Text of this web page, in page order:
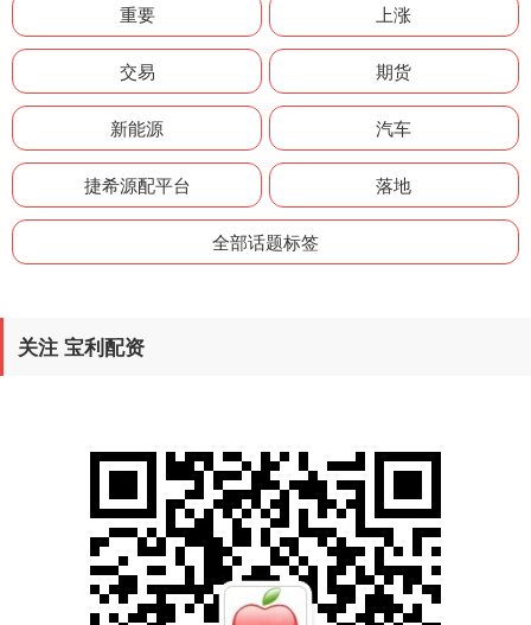
重要 上涨
交易 期货
新能源 汽车
捷希源配平台 落地
全部话题标签
关注 宝利配资